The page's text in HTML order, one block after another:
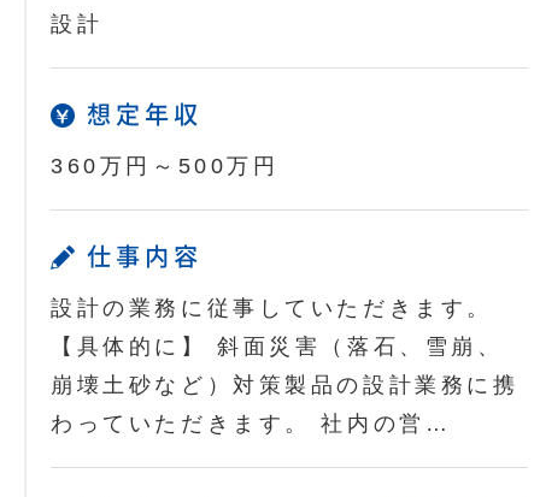
設計
想定年収
360万円～500万円
仕事内容
設計の業務に従事していただきます。
【具体的に】 斜面災害（落石、雪崩、
崩壊土砂など）対策製品の設計業務に携
わっていただきます。 社内の営…